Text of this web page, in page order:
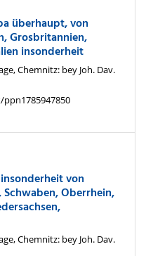
überhaupt, von
Grosbritannien,
insonderheit
Chemnitz: bey Joh. Dav.
von
Schwaben, Oberrhein,
Chemnitz: bey Joh. Dav.